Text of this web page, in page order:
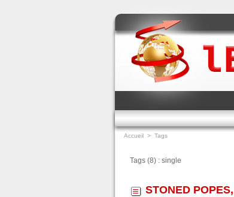
Accueil > Tags
Tags (8) : single
STONED